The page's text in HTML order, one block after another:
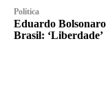
Política
Eduardo
Brasil: ‘Liberdade’